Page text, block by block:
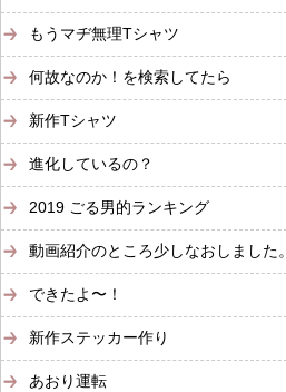
もうマヂ無理Tシャツ
何故なのか！を検索してたら
新作Tシャツ
進化しているの？
2019 ごる男的ランキング
動画紹介のところ少しなおしました。
できたよ〜！
新作ステッカー作り
あおり運転